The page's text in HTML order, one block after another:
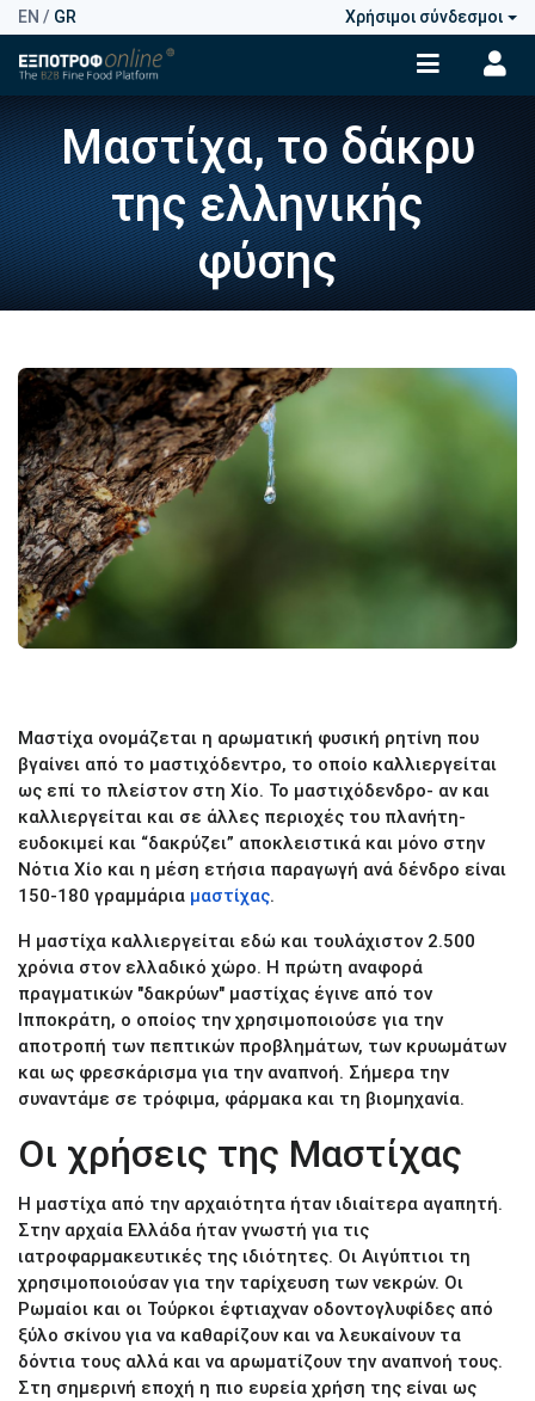
EN / GR Χρήσιμοι σύνδεσμοι
Μαστίχα, το δάκρυ
της ελληνικής
φύσης
Μαστίχα ονομάζεται η αρωματική φυσική ρητίνη που
βγαίνει από το μαστιχόδεντρο, το οποίο καλλιεργείται
ως επί το πλείστον στη Χίο. Το μαστιχόδενδρο- αν και
καλλιεργείται και σε άλλες περιοχές του πλανήτη-
ευδοκιμεί και “δακρύζει” αποκλειστικά και μόνο στην
Νότια Χίο και η μέση ετήσια παραγωγή ανά δένδρο είναι
150-180 γραμμάρια μαστίχας.
Η μαστίχα καλλιεργείται εδώ και τουλάχιστον 2.500
χρόνια στον ελλαδικό χώρο. Η πρώτη αναφορά
πραγματικών "δακρύων" μαστίχας έγινε από τον
Ιπποκράτη, ο οποίος την χρησιμοποιούσε για την
αποτροπή των πεπτικών προβλημάτων, των κρυωμάτων
και ως φρεσκάρισμα για την αναπνοή. Σήμερα την
συναντάμε σε τρόφιμα, φάρμακα και τη βιομηχανία.
Οι χρήσεις της Μαστίχας
Η μαστίχα από την αρχαιότητα ήταν ιδιαίτερα αγαπητή.
Στην αρχαία Ελλάδα ήταν γνωστή για τις
ιατροφαρμακευτικές της ιδιότητες. Οι Αιγύπτιοι τη
χρησιμοποιούσαν για την ταρίχευση των νεκρών. Οι
Ρωμαίοι και οι Τούρκοι έφτιαχναν οδοντογλυφίδες από
ξύλο σκίνου για να καθαρίζουν και να λευκαίνουν τα
δόντια τους αλλά και να αρωματίζουν την αναπνοή τους.
Στη σημερινή εποχή η πιο ευρεία χρήση της είναι ως